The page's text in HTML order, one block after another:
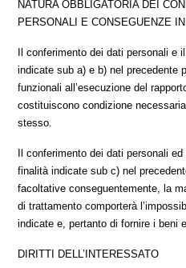
NATURA OBBLIGATORIA DEI
PERSONALI E CONSEGUENZE
Il conferimento dei dati personali
indicate sub a) e b) nel precedente
funzionali all’esecuzione del
costituiscono condizione
stesso.
Il conferimento dei dati personali
finalità indicate sub c) nel
facoltative conseguentemente, la
di trattamento comporterà
indicate e, pertanto di fornire i beni
DIRITTI DELL’INTERESSATO